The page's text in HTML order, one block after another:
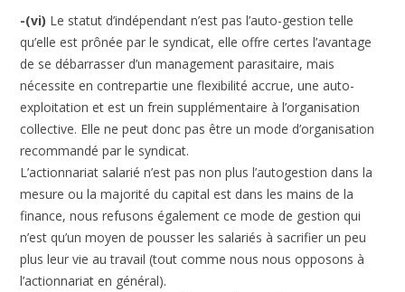
-(vi) Le statut d’indépendant n’est pas l’auto-gestion telle
qu’elle est prônée par le syndicat, elle offre certes l’avantage
de se débarrasser d’un management parasitaire, mais
nécessite en contrepartie une flexibilité accrue, une auto-
exploitation et est un frein supplémentaire à l’organisation
collective. Elle ne peut donc pas être un mode d’organisation
recommandé par le syndicat.
L’actionnariat salarié n’est pas non plus l’autogestion dans la
mesure ou la majorité du capital est dans les mains de la
finance, nous refusons également ce mode de gestion qui
n’est qu’un moyen de pousser les salariés à sacrifier un peu
plus leur vie au travail (tout comme nous nous opposons à
l’actionnariat en général).